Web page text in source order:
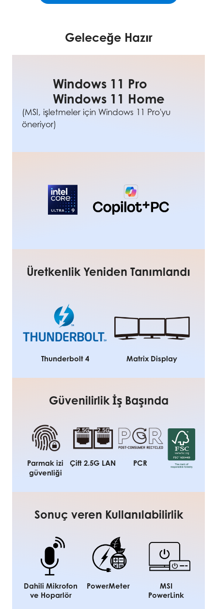
Geleceğe Hazır
Windows 11 Pro
Windows 11 Home
(MSI, işletmeler için Windows 11 Pro'yu
öneriyor)
Üretkenlik Yeniden Tanımlandı
Thunderbolt 4 Matrix Display
Güvenilirlik İş Başında
Parmak izi
güvenliği
Çift 2.5G LAN PCR
Sonuç veren Kullanılabilirlik
Dahili Mikrofon
ve Hoparlör
PowerMeter
MSI
PowerLink